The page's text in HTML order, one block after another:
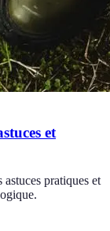
et
pratiques et